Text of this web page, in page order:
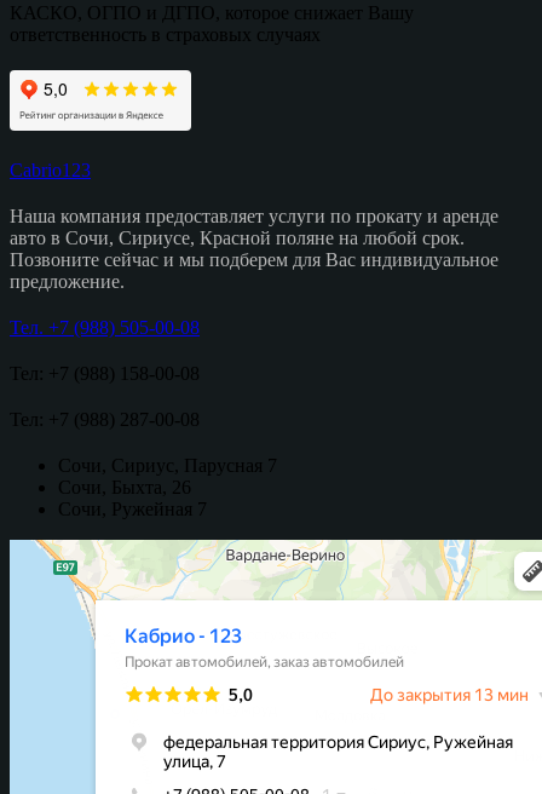
КАСКО, ОГПО и ДГПО, которое снижает Вашу
ответственность в страховых случаях
Cabrio123
Наша компания предоставляет услуги по прокату и аренде
авто в Сочи, Сириусе, Красной поляне на любой срок.
Позвоните сейчас и мы подберем для Вас индивидуальное
предложение.
Тел. +7 (988) 505-00-08
Тел: +7 (988) 158-00-08
Тел: +7 (988) 287-00-08
Сочи, Сириус, Парусная 7
Сочи, Быхта, 26
Сочи, Ружейная 7